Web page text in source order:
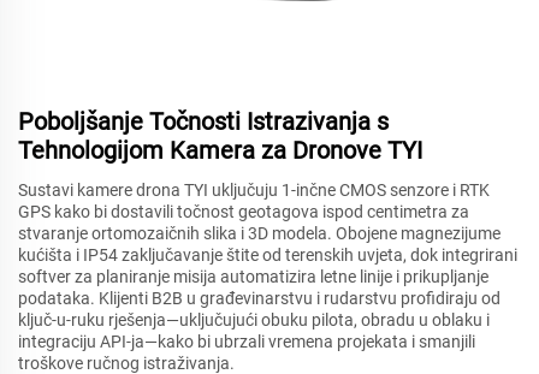
Poboljšanje Točnosti Istrazivanja s
Tehnologijom Kamera za Dronove TYI
Sustavi kamere drona TYI uključuju 1-inčne CMOS senzore i RTK
GPS kako bi dostavili točnost geotagova ispod centimetra za
stvaranje ortomozaičnih slika i 3D modela. Obojene magnezijume
kućišta i IP54 zaključavanje štite od terenskih uvjeta, dok integrirani
softver za planiranje misija automatizira letne linije i prikupljanje
podataka. Klijenti B2B u građevinarstvu i rudarstvu profidiraju od
ključ-u-ruku rješenja—uključujući obuku pilota, obradu u oblaku i
integraciju API-ja—kako bi ubrzali vremena projekata i smanjili
troškove ručnog istraživanja.